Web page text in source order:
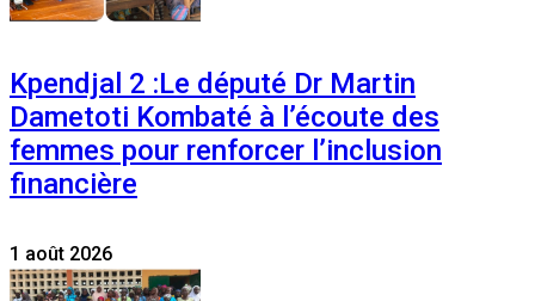
Kpendjal 2 :Le député Dr Martin
Dametoti Kombaté à l’écoute des
femmes pour renforcer l’inclusion
financière
1 août 2026